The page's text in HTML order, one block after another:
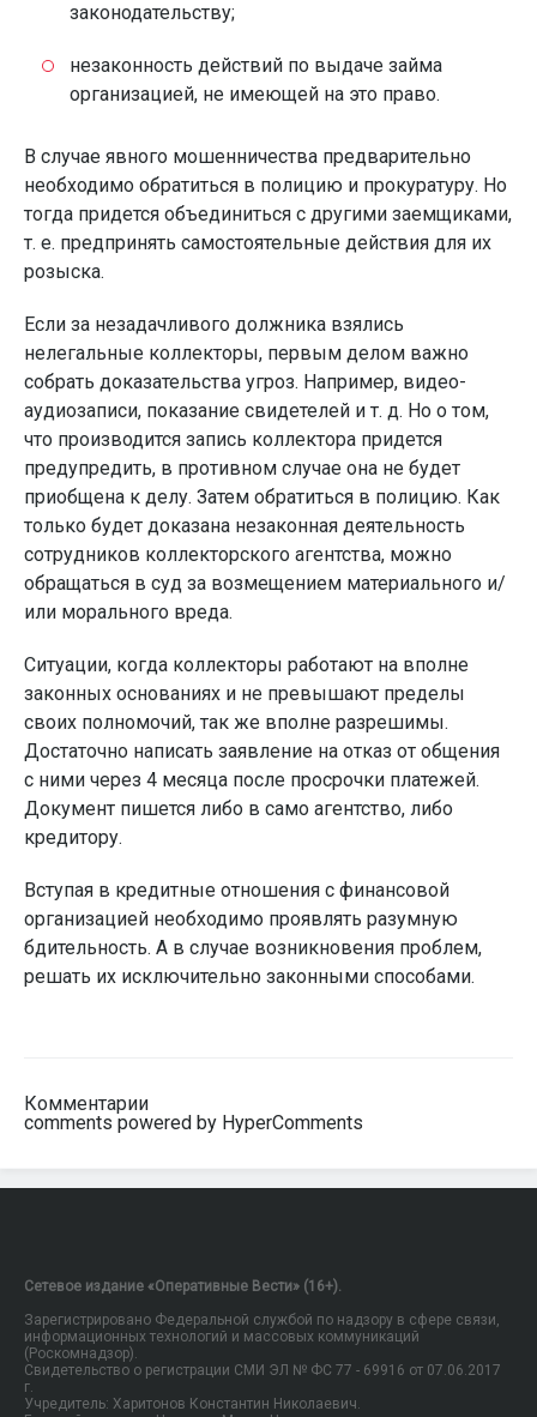
законодательству;
незаконность действий по выдаче займа
организацией, не имеющей на это право.
В случае явного мошенничества предварительно
необходимо обратиться в полицию и прокуратуру. Но
тогда придется объединиться с другими заемщиками,
т. е. предпринять самостоятельные действия для их
розыска.
Если за незадачливого должника взялись
нелегальные коллекторы, первым делом важно
собрать доказательства угроз. Например, видео-
аудиозаписи, показание свидетелей и т. д. Но о том,
что производится запись коллектора придется
предупредить, в противном случае она не будет
приобщена к делу. Затем обратиться в полицию. Как
только будет доказана незаконная деятельность
сотрудников коллекторского агентства, можно
обращаться в суд за возмещением материального и/
или морального вреда.
Ситуации, когда коллекторы работают на вполне
законных основаниях и не превышают пределы
своих полномочий, так же вполне разрешимы.
Достаточно написать заявление на отказ от общения
с ними через 4 месяца после просрочки платежей.
Документ пишется либо в само агентство, либо
кредитору.
Вступая в кредитные отношения с финансовой
организацией необходимо проявлять разумную
бдительность. А в случае возникновения проблем,
решать их исключительно законными способами.
Комментарии
comments powered by HyperComments
Сетевое издание «Оперативные Вести» (16+).
Зарегистрировано Федеральной службой по надзору в сфере связи,
информационных технологий и массовых коммуникаций
(Роскомнадзор).
Свидетельство о регистрации СМИ ЭЛ № ФС 77 - 69916 от 07.06.2017
г.
Учредитель: Харитонов Константин Николаевич.